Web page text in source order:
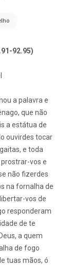
92.95)
a palavra e
que não
a estátua de
ouvirdes tocar
e toda
vos e
não fizerdes
na fornalha de
vos de
responderam
de te
a quem
de fogo
tuas mãos, ó